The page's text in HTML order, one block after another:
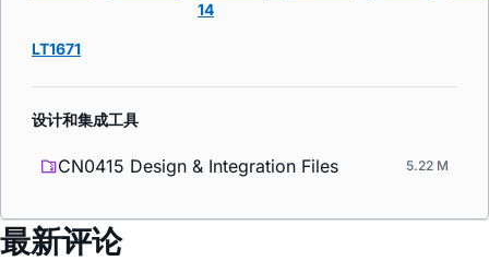
14
LT1671
设计和集成工具
CN0415 Design & Integration Files 5.22 M
最新评论